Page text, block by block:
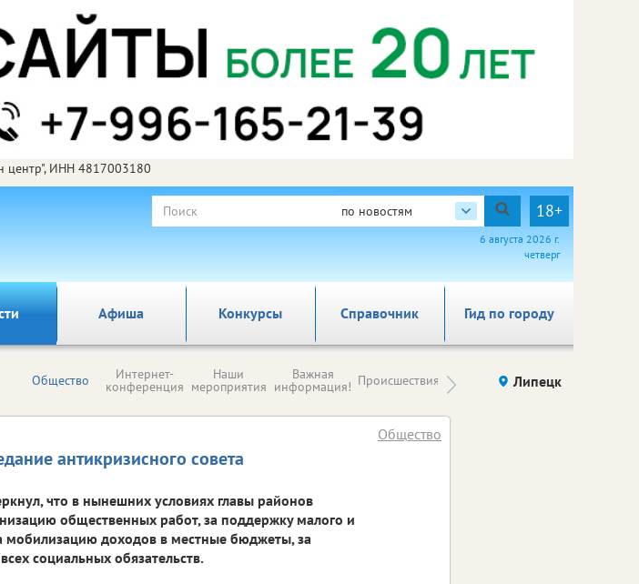
центр", ИНН 4817003180
по новостям 18+
6 августа 2026 г.
четверг
Афиша Справочник Гид по городу
Конкурсы
Общество Интернет-
конференция
Наши
мероприятия
Важная
информация! Происшествия Здоровье компаний (на
правах
Липецк
антикризисного совета
Общество
что в нынешних условиях главы районов
общественных работ, за поддержку малого и
мобилизацию доходов в местные бюджеты, за
социальных обязательств.